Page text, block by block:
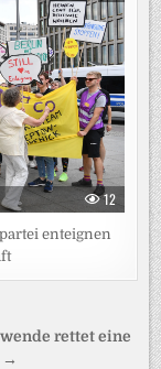
12
enteignen
rettet eine
→